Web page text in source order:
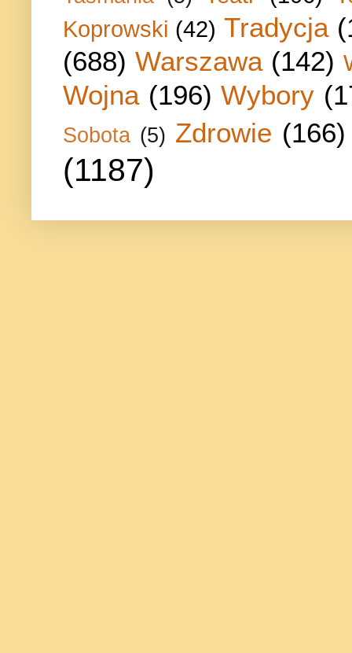
Koprowski (42) Tradycja
(688) Warszawa (142)
Wojna (196) Wybory
Sobota (5) Zdrowie (166)
(1187)